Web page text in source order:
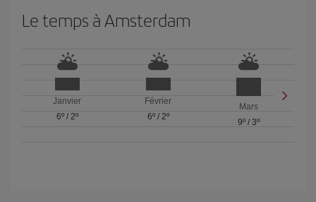
Le temps à Amsterdam
Janvier
6º/ 2º
Février
6º/ 2º
Mars
9º /3º